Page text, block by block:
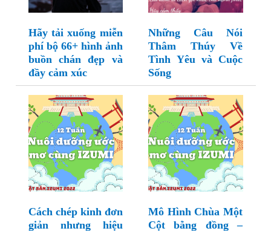
Hãy tải xuống miễn
phí bộ 66+ hình ảnh
buồn chán đẹp và
đầy cảm xúc
Những Câu Nói
Thâm Thúy Về
Tình Yêu và Cuộc
Sống
Cách chép kinh đơn
giản nhưng hiệu
Mô Hình Chùa Một
Cột bằng đồng –